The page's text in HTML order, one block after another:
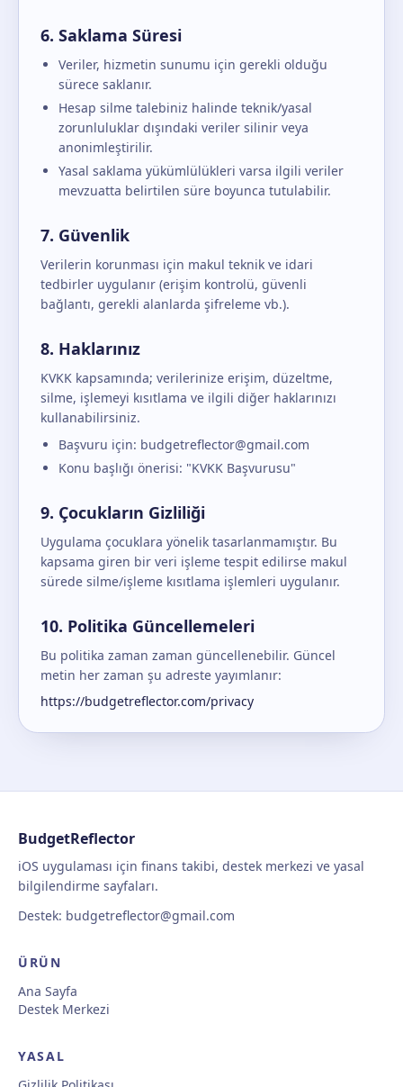
6. Saklama Süresi
Veriler, hizmetin sunumu için gerekli olduğu
sürece saklanır.
Hesap silme talebiniz halinde teknik/yasal
zorunluluklar dışındaki veriler silinir veya
anonimleştirilir.
Yasal saklama yükümlülükleri varsa ilgili veriler
mevzuatta belirtilen süre boyunca tutulabilir.
7. Güvenlik
Verilerin korunması için makul teknik ve idari
tedbirler uygulanır (erişim kontrolü, güvenli
bağlantı, gerekli alanlarda şifreleme vb.).
8. Haklarınız
KVKK kapsamında; verilerinize erişim, düzeltme,
silme, işlemeyi kısıtlama ve ilgili diğer haklarınızı
kullanabilirsiniz.
Başvuru için: budgetreflector@gmail.com
Konu başlığı önerisi: "KVKK Başvurusu"
9. Çocukların Gizliliği
Uygulama çocuklara yönelik tasarlanmamıştır. Bu
kapsama giren bir veri işleme tespit edilirse makul
sürede silme/işleme kısıtlama işlemleri uygulanır.
10. Politika Güncellemeleri
Bu politika zaman zaman güncellenebilir. Güncel
metin her zaman şu adreste yayımlanır:
https://budgetreflector.com/privacy
BudgetReflector
iOS uygulaması için finans takibi, destek merkezi ve yasal
bilgilendirme sayfaları.
Destek: budgetreflector@gmail.com
ÜRÜN
Ana Sayfa
Destek Merkezi
YASAL